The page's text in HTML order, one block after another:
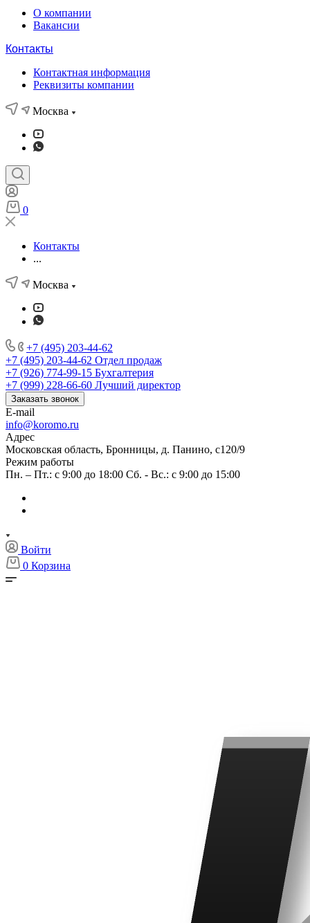
О компании
Вакансии
Контакты
Контактная информация
Реквизиты компании
Москва
0
Контакты
...
Москва
+7 (495) 203-44-62
+7 (495) 203-44-62 Отдел продаж
+7 (926) 774-99-15 Бухгалтерия
+7 (999) 228-66-60 Лучший директор
Заказать звонок
E-mail
info@koromo.ru
Адрес
Московская область, Бронницы, д. Панино, с120/9
Режим работы
Пн. – Пт.: с 9:00 до 18:00 Сб. - Вс.: с 9:00 до 15:00
Войти
0 Корзина